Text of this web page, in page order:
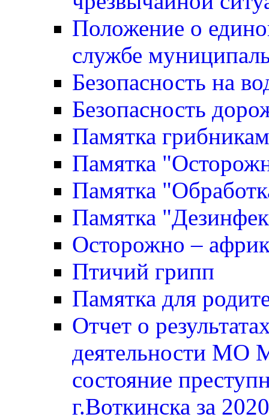
Положение о
службе
Безопасность на
Безопасность
Памятка грибникам
Памятка
Памятка
Памятка
Осторожно –
Птичий грипп
Памятка для
Отчет о
деятельности МО
состояние
г.Воткинска за